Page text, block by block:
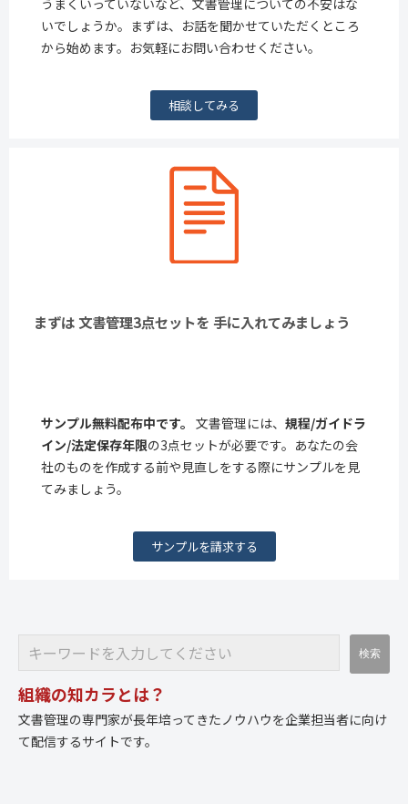
うまくいっていないなど、文書管理についての不安はな
いでしょうか。まずは、お話を聞かせていただくところ
から始めます。お気軽にお問い合わせください。
相談してみる
まずは 文書管理3点セットを 手に入れてみましょう
サンプル無料配布中です。 文書管理には、 規程/ガイドラ
イン/法定保存年限の3点セットが必要です。あなたの会
社のものを作成する前や見直しをする際にサンプルを見
てみましょう。
サンプルを請求する
組織の知カラとは？
文書管理の専門家が長年培ってきたノウハウを企業担当者に向け
て配信するサイトです。